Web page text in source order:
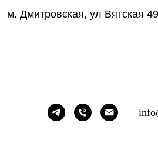
м. Дмитровская, ул Вятская